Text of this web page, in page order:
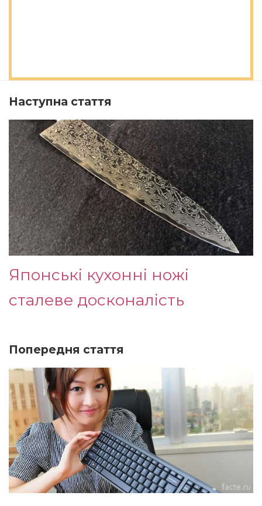
Наступна стаття
Японські кухонні ножі
сталеве досконалість
Попередня стаття